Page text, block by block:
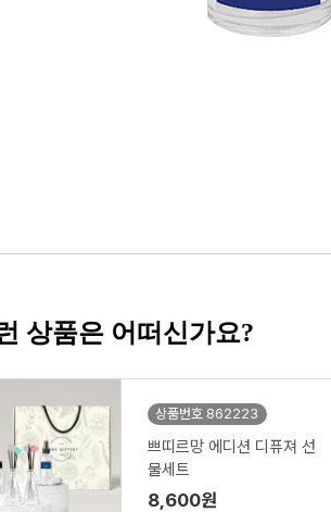
상품은 어떠신가요?
상품번호 862223
쁘띠르망 에디션 디퓨져 선
물세트
8,600원